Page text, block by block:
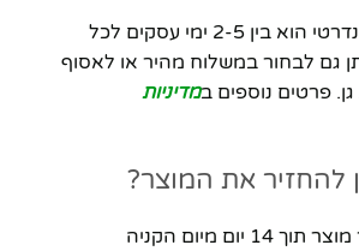
זמן משלוח סטנדרטי הוא בין 2-5 ימי עסקים לכל
גם לבחור במשלוח מהיר או לאסוף
פרטים נוספים במדיניות
להחזיר את המוצר?
כן, ניתן להחזיר מוצר תוך 14 יום מיום הקניה